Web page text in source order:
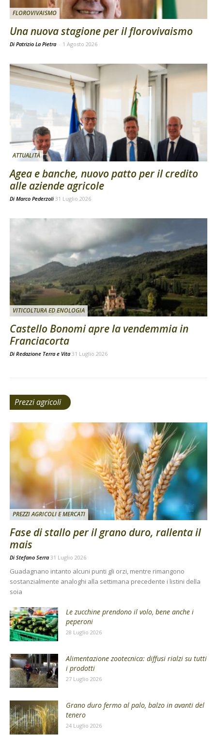
FLOROVIVAISMO
Una nuova stagione per il florovivaismo
Di Patrizio La Pietra - 1 Agosto 2026
ATTUALITÀ
Agea e banche, nuovo patto per il credito
alle aziende agricole
Di Marco Pederzoli 31 Luglio 2026
VITICOLTURA ED ENOLOGIA
Castello Bonomi apre la vendemmia in
Franciacorta
Di Redazione Terra e Vita 31 Luglio 2026
Prezzi agricoli
PREZZI AGRICOLI E MERCATI
Fase di stallo per il grano duro, rallenta il
mais
Di Stefano Serra 31 Luglio 2026
Guadagnano intanto alcuni punti gli orzi, mentre rimangono
sostanzialmente analoghi alla settimana precedente i listini della
soia
Le zucchine prendono il volo, bene anche i
peperoni
28 Luglio 2026
Alimentazione zootecnica: diffusi rialzi su tutti
i prodotti
27 Luglio 2026
Grano duro fermo al palo, balzo in avanti del
tenero
24 Luglio 2026